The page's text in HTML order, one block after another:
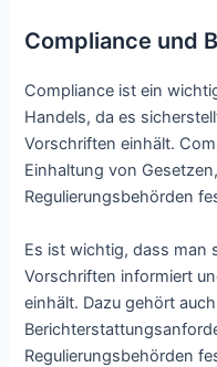
Compliance und
Compliance ist ein
Handels, da es
Vorschriften einhält.
Einhaltung von
Regulierungsbehörden
Es ist wichtig, dass man
Vorschriften informiert
einhält. Dazu gehört
Regulierungsbehörden